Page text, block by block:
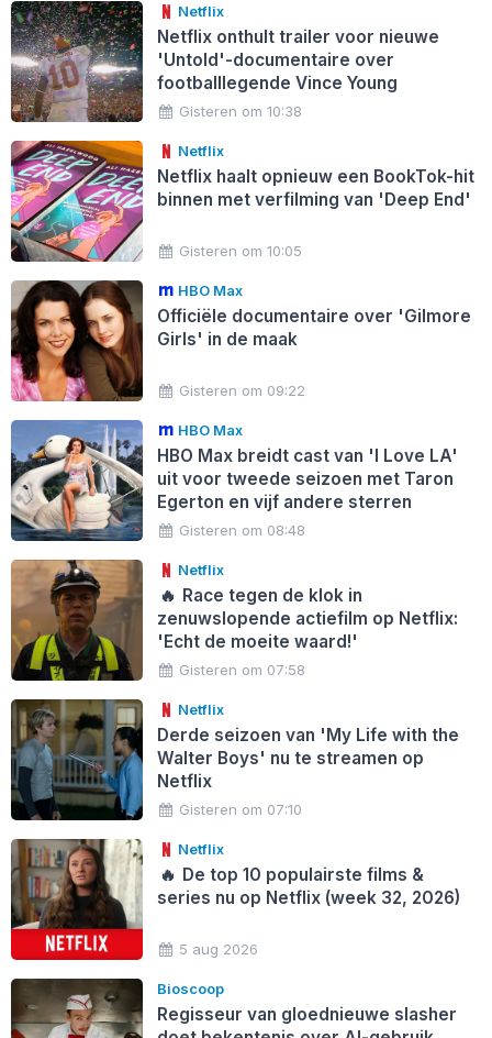
Netflix
Netflix onthult trailer voor nieuwe
'Untold'-documentaire over
footballlegende Vince Young
Gisteren om 10:38
Netflix
Netflix haalt opnieuw een BookTok-hit
binnen met verfilming van 'Deep End'
Gisteren om 10:05
HBO Max
Officiële documentaire over 'Gilmore
Girls' in de maak
Gisteren om 09:22
HBO Max
HBO Max breidt cast van 'I Love LA'
uit voor tweede seizoen met Taron
Egerton en vijf andere sterren
Gisteren om 08:48
Netflix
🔥 Race tegen de klok in
zenuwslopende actiefilm op Netflix:
'Echt de moeite waard!'
Gisteren om 07:58
Netflix
Derde seizoen van 'My Life with the
Walter Boys' nu te streamen op
Netflix
Gisteren om 07:10
Netflix
🔥 De top 10 populairste films &
series nu op Netflix (week 32, 2026)
5 aug 2026
Bioscoop
Regisseur van gloednieuwe slasher